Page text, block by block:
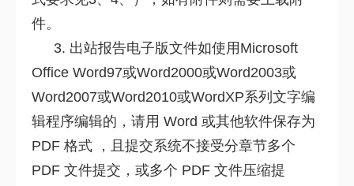
件。
3. 出站报告电子版文件如使用Microsoft
Office Word97或Word2000或Word2003或
Word2007或Word2010或WordXP系列文字编
辑程序编辑的，请用 Word 或其他软件保存为
PDF 格式 ，且提交系统不接受分章节多个
PDF 文件提交，或多个 PDF 文件压缩提